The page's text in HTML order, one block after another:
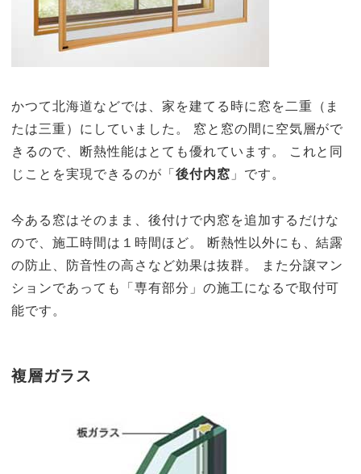
かつて北海道などでは、家を建てる時に窓を二重（ま
たは三重）にしていました。 窓と窓の間に空気層がで
きるので、断熱性能はとても優れています。 これと同
じことを実現できるのが「 後付内窓 」です。
今ある窓はそのまま、後付けで内窓を追加するだけな
ので、施工時間は１時間ほど。 断熱性以外にも、結露
の防止、防音性の高さなど効果は抜群。 また分譲マン
ションであっても「専有部分」の施工になるで取付可
能です。
複層ガラス